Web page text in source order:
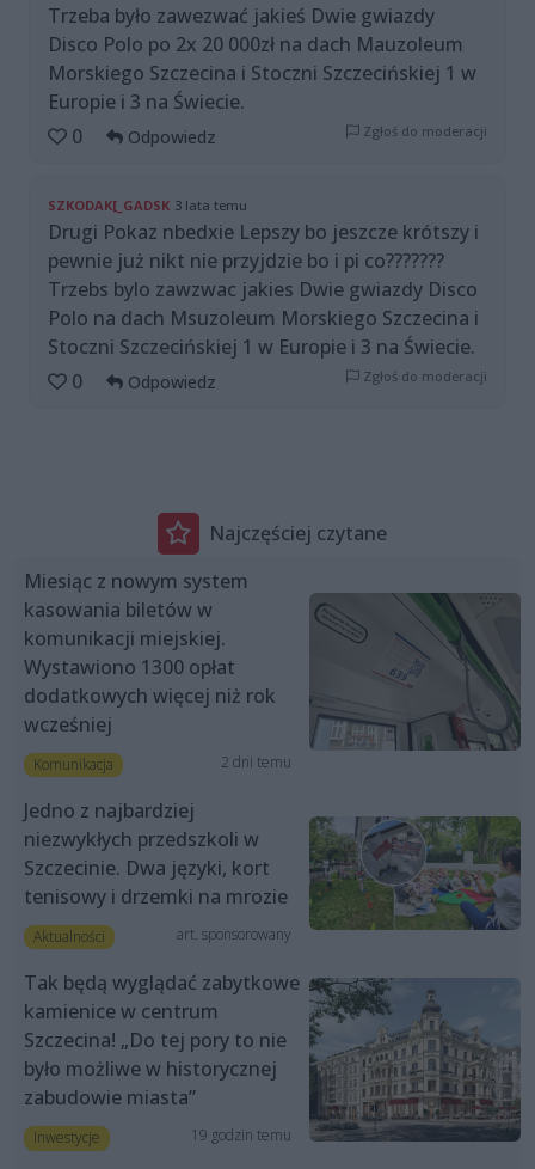
Trzeba było zawezwać jakieś Dwie gwiazdy
Disco Polo po 2x 20 000zł na dach Mauzoleum
Morskiego Szczecina i Stoczni Szczecińskiej 1 w
Europie i 3 na Świecie.
0
Odpowiedz Zgłoś do moderacji
SZKODAK[_GADSK 3 lata temu
Drugi Pokaz nbedxie Lepszy bo jeszcze krótszy i
pewnie już nikt nie przyjdzie bo i pi co???????
Trzebs bylo zawzwac jakies Dwie gwiazdy Disco
Polo na dach Msuzoleum Morskiego Szczecina i
Stoczni Szczecińskiej 1 w Europie i 3 na Świecie.
0
Odpowiedz Zgłoś do moderacji
Najczęściej czytane
Miesiąc z nowym system
kasowania biletów w
komunikacji miejskiej.
Wystawiono 1300 opłat
dodatkowych więcej niż rok
wcześniej
Komunikacja 2 dni temu
Jedno z najbardziej
niezwykłych przedszkoli w
Szczecinie. Dwa języki, kort
tenisowy i drzemki na mrozie
Aktualności art. sponsorowany
Tak będą wyglądać zabytkowe
kamienice w centrum
Szczecina! „Do tej pory to nie
było możliwe w historycznej
zabudowie miasta”
Inwestycje 19 godzin temu